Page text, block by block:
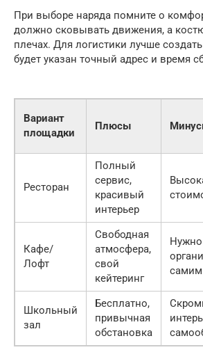
При выборе наряда помните о
должно сковывать движения, а
плечах. Для логистики лучше
будет указан точный адрес и время
Вариант
площадки
Плюсы
Ресторан
Полный
сервис,
красивый
интерьер
Кафе/
Лофт
Свободная
атмосфера,
свой
кейтеринг
самим
Школьный
зал
Бесплатно,
привычная
обстановка